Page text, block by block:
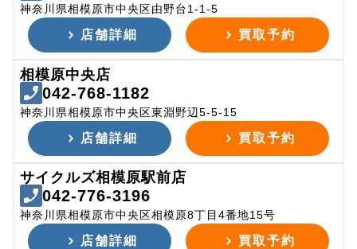
神奈川県相模原市中央区由野台1-1-5
店舗詳細 買取予約
相模原中央店
042-768-1182
神奈川県相模原市中央区東淵野辺5-5-15
店舗詳細 買取予約
サイクルズ相模原駅前店
042-776-3196
神奈川県相模原市中央区相模原8丁目4番地15号
店舗詳細 買取予約